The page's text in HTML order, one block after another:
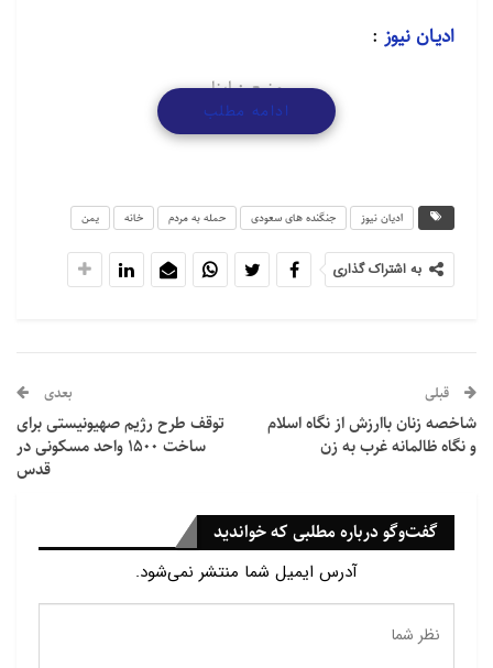
ادیـان نیوز :
منبع : ابنا
ادامه مطلب
ادیان نیوز جنگنده های سعودی حمله به مردم خانه یمن
به اشتراک گذاری
قبلی
شاخصه زنان باارزش از نگاه اسلام
و نگاه ظالمانه غرب به زن
بعدی
توقف طرح رژیم صهیونیستی برای
ساخت 1500 واحد مسکونی در
قدس
گفت‌وگو درباره مطلبی که خواندید
آدرس ایمیل شما منتشر نمی‌شود.